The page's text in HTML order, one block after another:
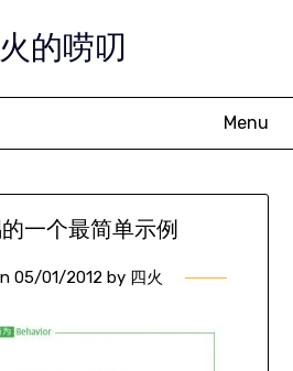
的唠叨
Menu
一个最简单示例
05/01/2012 by 四火